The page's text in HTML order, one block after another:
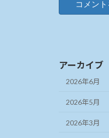
アーカイブ
2026年6月
2026年5月
2026年3月